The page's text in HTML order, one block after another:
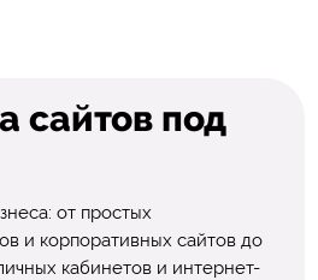
сайтов под
от простых
и корпоративных сайтов до
кабинетов и интернет-